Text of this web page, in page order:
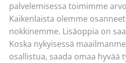
palvelemisessa toimimme
Kaikenlaista olemme
nokkinemme. Lisäoppia on
Koska nykyisessä
osallistua, saada omaa hyvää